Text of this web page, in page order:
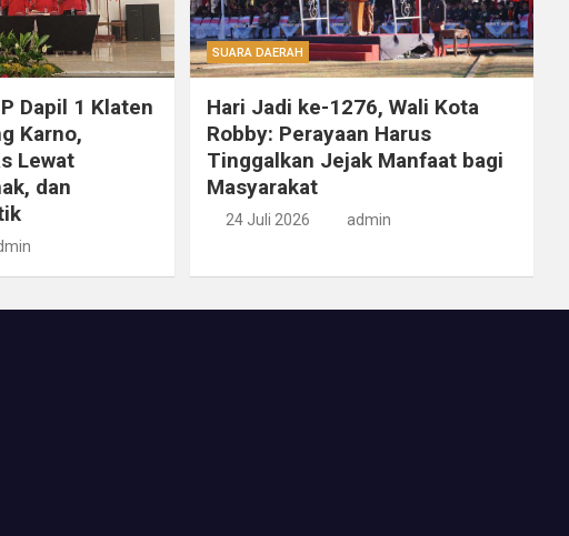
Dapil 1 Klaten
Karno,
Lewat
dan
SUARA DAERAH
Hari Jadi ke-1276, Wali Kota
Robby: Perayaan Harus
Tinggalkan Jejak Manfaat bagi
Masyarakat
24 Juli 2026 admin